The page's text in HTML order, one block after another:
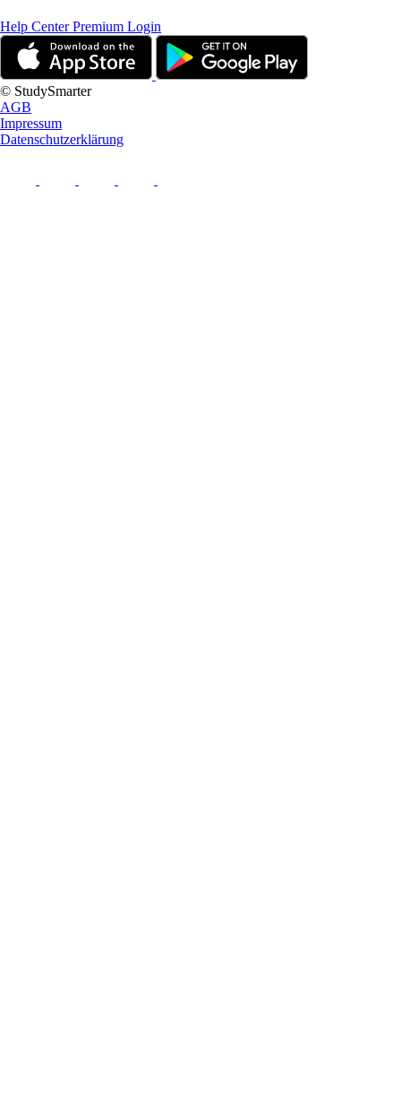
Help CenterPremium Login
© StudySmarter
AGB
Impressum
Datenschutzerklärung